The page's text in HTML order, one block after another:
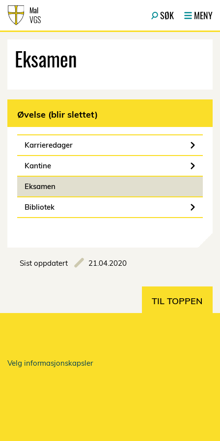
Mal
VGS SØK MENY
Eksamen
Øvelse (blir slettet)
Karrieredager
Kantine
Eksamen
Bibliotek
Sist oppdatert 21.04.2020
TIL TOPPEN
Velg informasjonskapsler